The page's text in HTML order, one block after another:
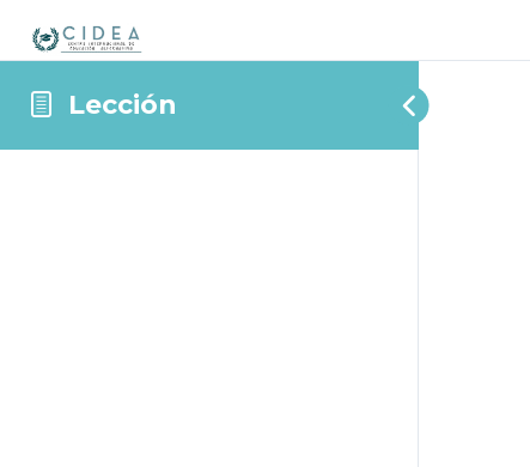
Lección